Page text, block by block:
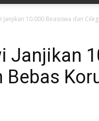
Janjikan 10.000 Beasiswa dan
Janjikan
Bebas